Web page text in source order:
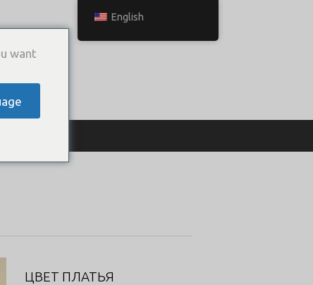
С НАМИ
ЦВЕТ ПЛАТЬЯ
English
want